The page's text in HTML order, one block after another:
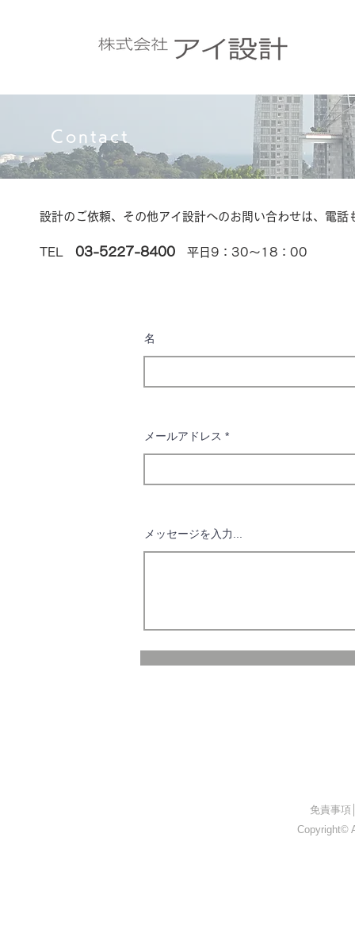
​Contact
設計のご依頼、その他アイ設計へのお問い合わせは、電
​TEL 03-5227-8400 平日9：30～18：00
名
メールアドレス
メッセージを入力...
​免責事項
Copyright©